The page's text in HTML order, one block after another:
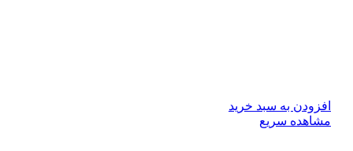
افزودن به سبد خرید
مشاهده سریع